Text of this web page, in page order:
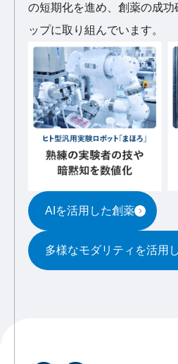
の短期化を進め、創薬の成
ップに取り組んでいます。
AIを活用した創薬
多様なモダリティを活用